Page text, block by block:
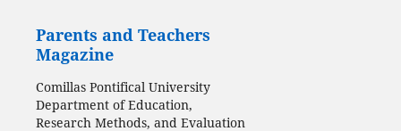
Parents and Teachers
Magazine
Comillas Pontifical University
Department of Education,
Research Methods, and Evaluation